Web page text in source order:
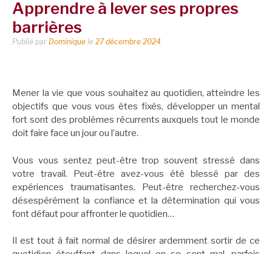
Apprendre à lever ses propres
barrières
Publié par Dominique le 27 décembre 2024
Mener la vie que vous souhaitez au quotidien, atteindre les
objectifs que vous vous êtes fixés, développer un mental
fort sont des problèmes récurrents auxquels tout le monde
doit faire face un jour ou l’autre.
Vous vous sentez peut-être trop souvent stressé dans
votre travail. Peut-être avez-vous été blessé par des
expériences traumatisantes. Peut-être recherchez-vous
désespérément la confiance et la détermination qui vous
font défaut pour affronter le quotidien…
Il est tout à fait normal de désirer ardemment sortir de ce